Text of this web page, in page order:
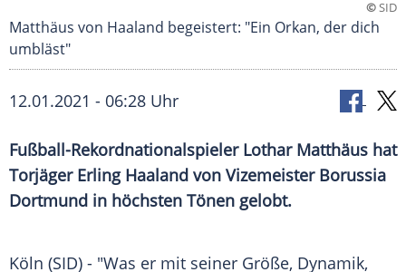
©SID
Matthäus von Haaland begeistert: "Ein Orkan, der dich
umbläst"
12.01.2021 - 06:28 Uhr
Fußball-Rekordnationalspieler Lothar Matthäus hat
Torjäger Erling Haaland von Vizemeister Borussia
Dortmund in höchsten Tönen gelobt.
Köln (SID) - "Was er mit seiner Größe, Dynamik,